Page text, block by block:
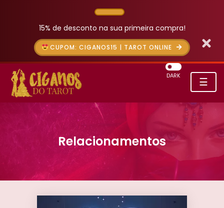
15% de desconto na sua primeira compra!
CUPOM: CIGANOS15 | TAROT ONLINE
☰
DARK
Relacionamentos